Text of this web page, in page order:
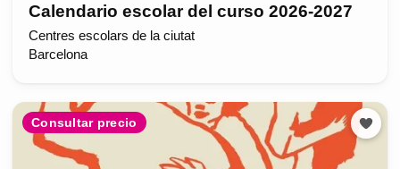
Calendario escolar del curso 2026-2027
Centres escolars de la ciutat
Barcelona
Consultar precio